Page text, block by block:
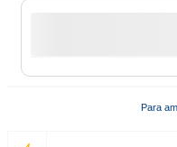
Para